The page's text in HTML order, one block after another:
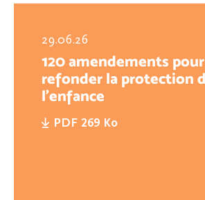
29.06.26
120 amendements
refonder la protection
l'enfance
PDF 269 Ko